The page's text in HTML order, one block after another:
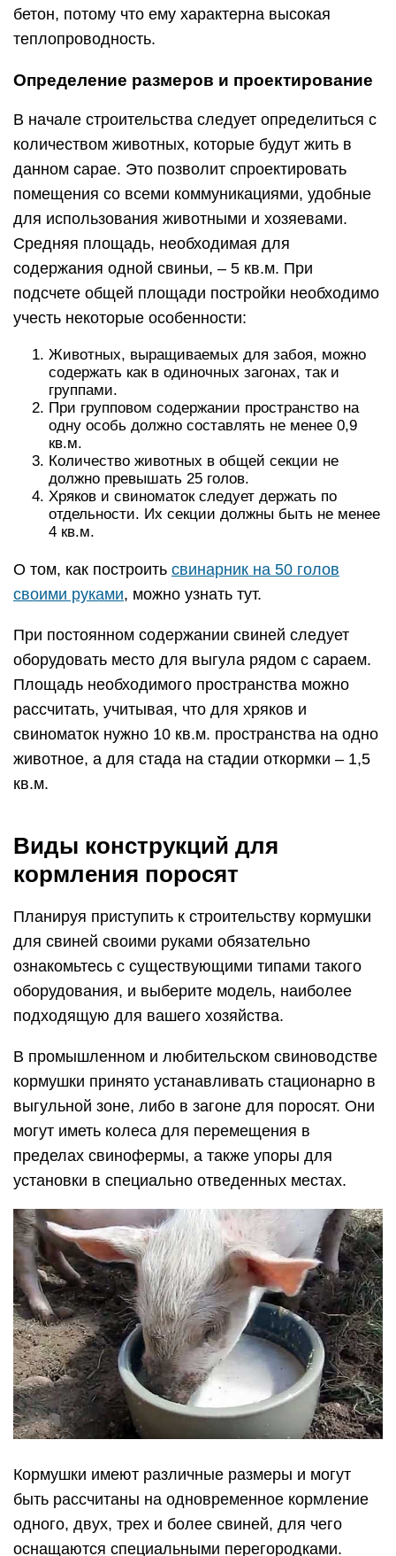
бетон, потому что ему характерна высокая
теплопроводность.
Определение размеров и проектирование
В начале строительства следует определиться с
количеством животных, которые будут жить в
данном сарае. Это позволит спроектировать
помещения со всеми коммуникациями, удобные
для использования животными и хозяевами.
Средняя площадь, необходимая для
содержания одной свиньи, – 5 кв.м. При
подсчете общей площади постройки необходимо
учесть некоторые особенности:
Животных, выращиваемых для забоя, можно
содержать как в одиночных загонах, так и
группами.
При групповом содержании пространство на
одну особь должно составлять не менее 0,9
кв.м.
Количество животных в общей секции не
должно превышать 25 голов.
Хряков и свиноматок следует держать по
отдельности. Их секции должны быть не менее
4 кв.м.
О том, как построить свинарник на 50 голов
своими руками, можно узнать тут.
При постоянном содержании свиней следует
оборудовать место для выгула рядом с сараем.
Площадь необходимого пространства можно
рассчитать, учитывая, что для хряков и
свиноматок нужно 10 кв.м. пространства на одно
животное, а для стада на стадии откормки – 1,5
кв.м.
Виды конструкций для
кормления поросят
Планируя приступить к строительству кормушки
для свиней своими руками обязательно
ознакомьтесь с существующими типами такого
оборудования, и выберите модель, наиболее
подходящую для вашего хозяйства.
В промышленном и любительском свиноводстве
кормушки принято устанавливать стационарно в
выгульной зоне, либо в загоне для поросят. Они
могут иметь колеса для перемещения в
пределах свинофермы, а также упоры для
установки в специально отведенных местах.
Кормушки имеют различные размеры и могут
быть рассчитаны на одновременное кормление
одного, двух, трех и более свиней, для чего
оснащаются специальными перегородками.